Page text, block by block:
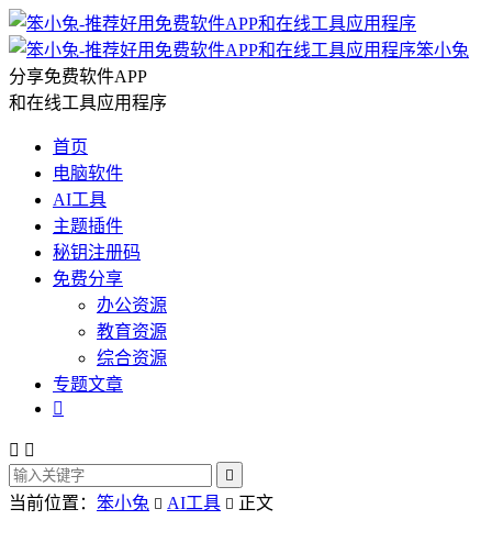
笨小兔
分享免费软件APP
和在线工具应用程序
首页
电脑软件
AI工具
主题插件
秘钥注册码
免费分享
办公资源
教育资源
综合资源
专题文章

 

当前位置： 笨小兔  AI工具  正文